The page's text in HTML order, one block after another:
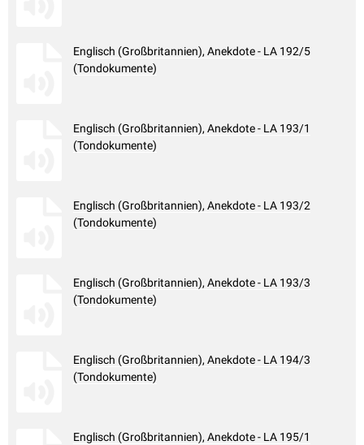
Englisch (Großbritannien), Anekdote - LA 192/5
(Tondokumente)
Englisch (Großbritannien), Anekdote - LA 193/1
(Tondokumente)
Englisch (Großbritannien), Anekdote - LA 193/2
(Tondokumente)
Englisch (Großbritannien), Anekdote - LA 193/3
(Tondokumente)
Englisch (Großbritannien), Anekdote - LA 194/3
(Tondokumente)
Englisch (Großbritannien), Anekdote - LA 195/1